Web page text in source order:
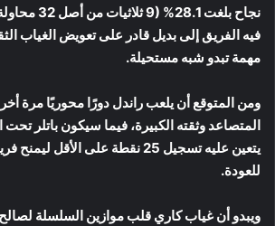
نجاح بلغت
فيه الفريق إلى بديل قادر على تعويض الغياب
مهمة تبدو شبه مستحيلة.
ومن المتوقع أن يلعب راندل دورًا محوريًا مرة
المتصاعد وثقته الكبيرة، فيما سيكون باتلر تحت
يتعين عليه تسجيل 25 نقطة على الأقل
للعودة.
ويبدو أن غياب كاري قلب موازين السلسلة لصالح